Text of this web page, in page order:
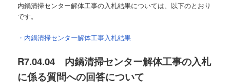
内鍋清掃センター解体工事の入札結果については、以下のとおり
です。
・内鍋清掃センター解体工事入札結果
R7.04.04 内鍋清掃センター解体工事の入札
に係る質問への回答について